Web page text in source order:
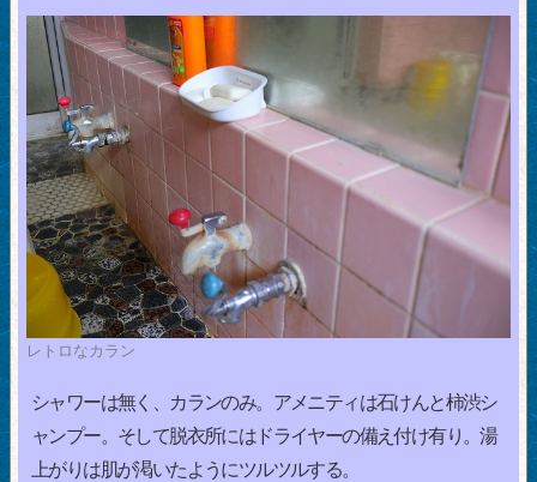
レトロなカラン
シャワーは無く、カランのみ。アメニティは石けんと柿渋シ
ャンプー。そして脱衣所にはドライヤーの備え付け有り。湯
上がりは肌が渇いたようにツルツルする。